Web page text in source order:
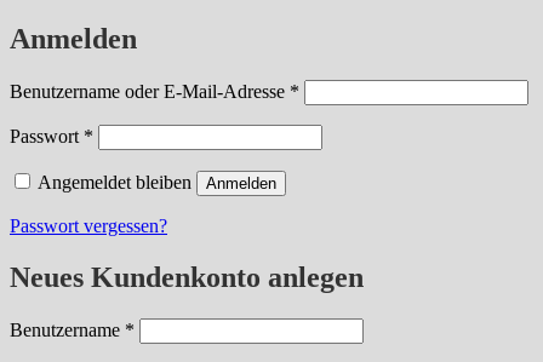
Anmelden
Benutzername oder E-Mail-Adresse *
Passwort *
Angemeldet bleiben Anmelden
Passwort vergessen?
Neues Kundenkonto anlegen
Benutzername *